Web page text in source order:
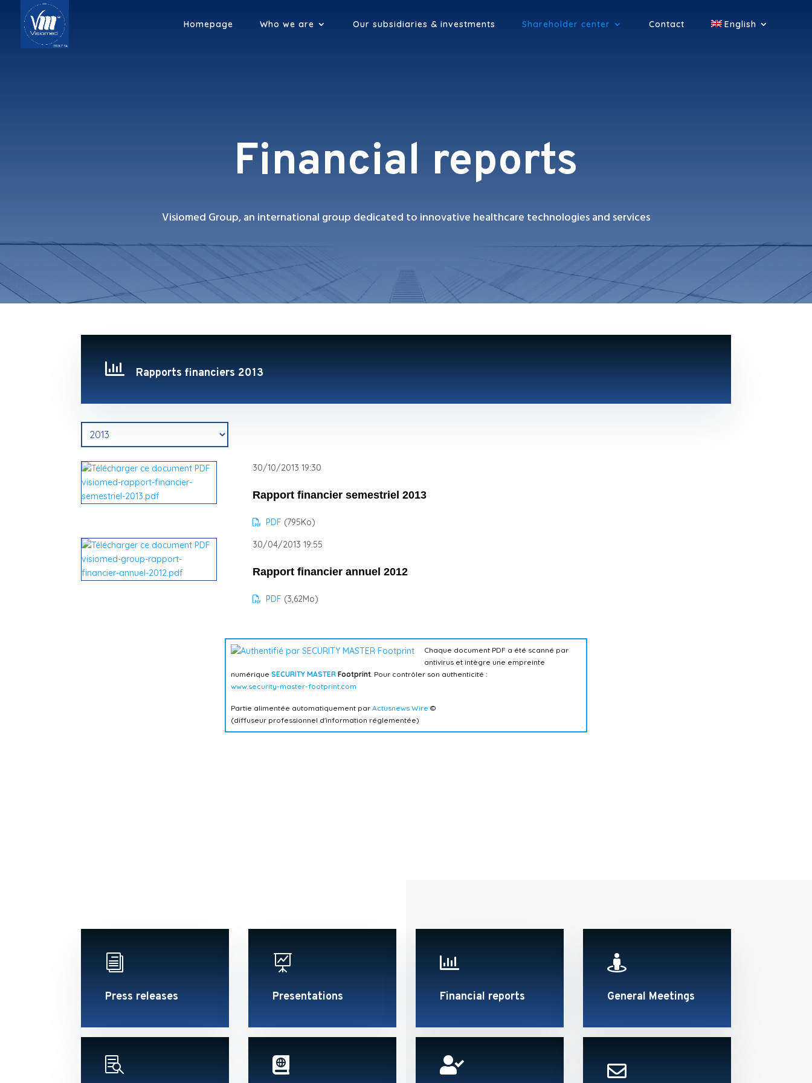
Homepage Who we are Our subsidiaries & investments Shareholder center Contact English
Financial reports
Visiomed Group, an international group dedicated to innovative healthcare technologies and services
 Rapports financiers 2013
30/10/2013 19:30
Rapport financier semestriel 2013
PDF (795Ko)
30/04/2013 19:55
Rapport financier annuel 2012
PDF (3,62Mo)
Chaque document PDF a été scanné par
antivirus et intègre une empreinte
numérique SECURITY MASTER Footprint . Pour contrôler son authenticité :
www.security-master-footprint.com
Partie alimentée automatiquement par Actusnews Wire ©
(diffuseur professionnel d'information réglementée)
i
Press releases


Presentations


Financial reports


General Meetings
